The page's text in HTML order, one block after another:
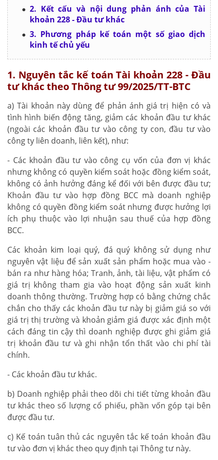
2. Kết cấu và nội dung phản ánh của Tài
khoản 228 - Đầu tư khác
3. Phương pháp kế toán một số giao dịch
kinh tế chủ yếu
1. Nguyên tắc kế toán Tài khoản 228 - Đầu
tư khác theo Thông tư 99/2025/TT-BTC
a) Tài khoản này dùng để phản ánh giá trị hiện có và
tình hình biến động tăng, giảm các khoản đầu tư khác
(ngoài các khoản đầu tư vào công ty con, đầu tư vào
công ty liên doanh, liên kết), như:
- Các khoản đầu tư vào công cụ vốn của đơn vị khác
nhưng không có quyền kiểm soát hoặc đồng kiểm soát,
không có ảnh hưởng đáng kể đối với bên được đầu tư;
Khoản đầu tư vào hợp đồng BCC mà doanh nghiệp
không có quyền đồng kiểm soát nhưng được hưởng lợi
ích phụ thuộc vào lợi nhuận sau thuế của hợp đồng
BCC.
Các khoản kim loại quý, đá quý không sử dụng như
nguyên vật liệu để sản xuất sản phẩm hoặc mua vào -
bán ra như hàng hóa; Tranh, ảnh, tài liệu, vật phẩm có
giá trị không tham gia vào hoạt động sản xuất kinh
doanh thông thường. Trường hợp có bằng chứng chắc
chắn cho thấy các khoản đầu tư này bị giảm giá so với
giá trị thị trường và khoản giảm giá được xác định một
cách đáng tin cậy thì doanh nghiệp được ghi giảm giá
trị khoản đầu tư và ghi nhận tổn thất vào chi phí tài
chính.
- Các khoản đầu tư khác.
b) Doanh nghiệp phải theo dõi chi tiết từng khoản đầu
tư khác theo số lượng cổ phiếu, phần vốn góp tại bên
được đầu tư.
c) Kế toán tuân thủ các nguyên tắc kế toán khoản đầu
tư vào đơn vị khác theo quy định tại Thông tư này.